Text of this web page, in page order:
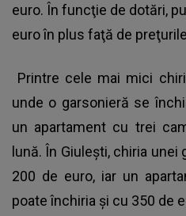
euro. În funcţie de dotări,
euro în plus faţă de
Printre cele mai mici
unde o garsonieră se
un apartament cu trei
lună. În Giuleşti, chiria
200 de euro, iar un
poate închiria şi cu 350 de